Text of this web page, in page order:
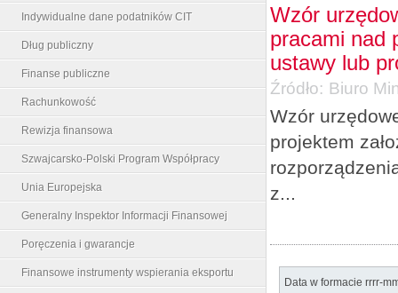
Indywidualne dane podatników CIT
Dług publiczny
Finanse publiczne
Rachunkowość
Rewizja finansowa
Szwajcarsko-Polski Program Współpracy
Unia Europejska
Generalny Inspektor Informacji Finansowej
Poręczenia i gwarancje
Finansowe instrumenty wspierania eksportu
Wzór
pracami nad
ustawy lub
Źródło: Biuro
Wzór
projektem
z...
Data w formacie rrrr-